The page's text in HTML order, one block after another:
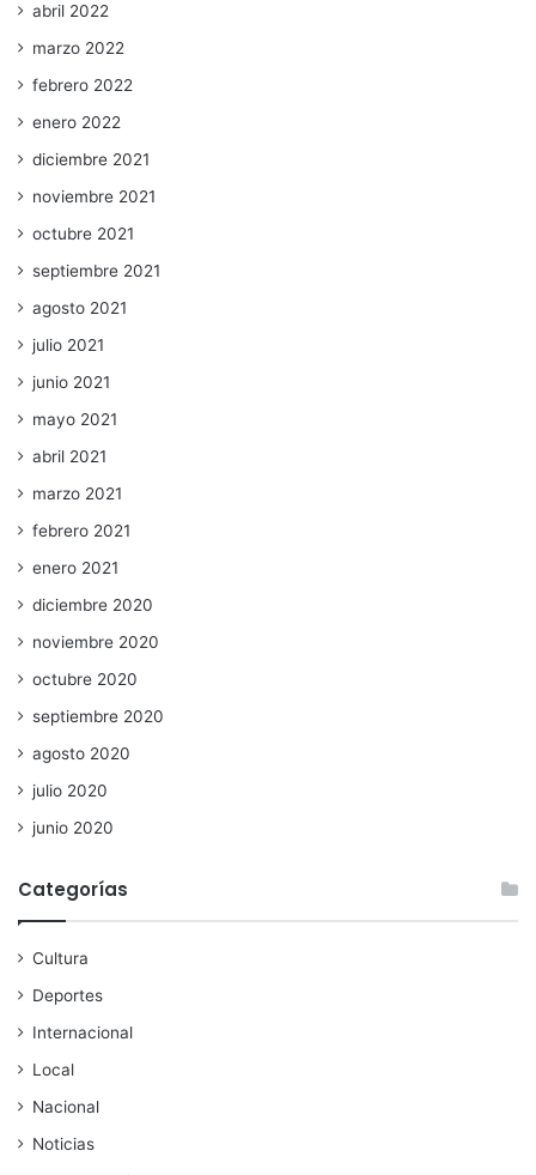
abril 2022
marzo 2022
febrero 2022
enero 2022
diciembre 2021
noviembre 2021
octubre 2021
septiembre 2021
agosto 2021
julio 2021
junio 2021
mayo 2021
abril 2021
marzo 2021
febrero 2021
enero 2021
diciembre 2020
noviembre 2020
octubre 2020
septiembre 2020
agosto 2020
julio 2020
junio 2020
Categorías
Cultura
Deportes
Internacional
Local
Nacional
Noticias